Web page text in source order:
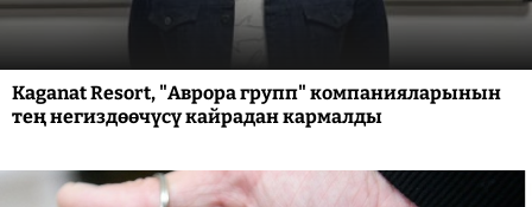
Kaganat Resort, "Аврора групп" компанияларынын
тең негиздөөчүсү кайрадан кармалды